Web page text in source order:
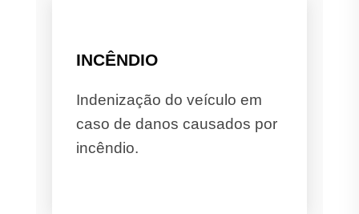
INCÊNDIO
Indenização do veículo em
caso de danos causados por
incêndio.